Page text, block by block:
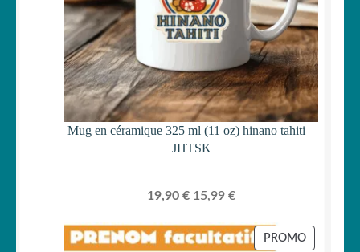
Mug en céramique 325 ml (11 oz) hinano tahiti –
JHTSK
19,90€ Le
initial
15,99 €Le
actuelPROMOPRODUIT